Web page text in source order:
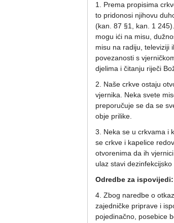
1. Prema propisima
to pridonosi njihovu
(kan. 87 §1, kan. 1
mogu ići na misu,
misu na radiju, televiziji
povezanosti s
djelima i čitanju riječi
2. Naše crkve ostaju
vjernika. Neka svete
preporučuje se da se
obje prilike.
3. Neka se u crkvama i
se crkve i kapelice
otvorenima da ih
ulaz stavi dezinfekcijsko
Odredbe za ispovijedi:
4. Zbog naredbe o
zajedničke priprave i
pojedinačno, posebice